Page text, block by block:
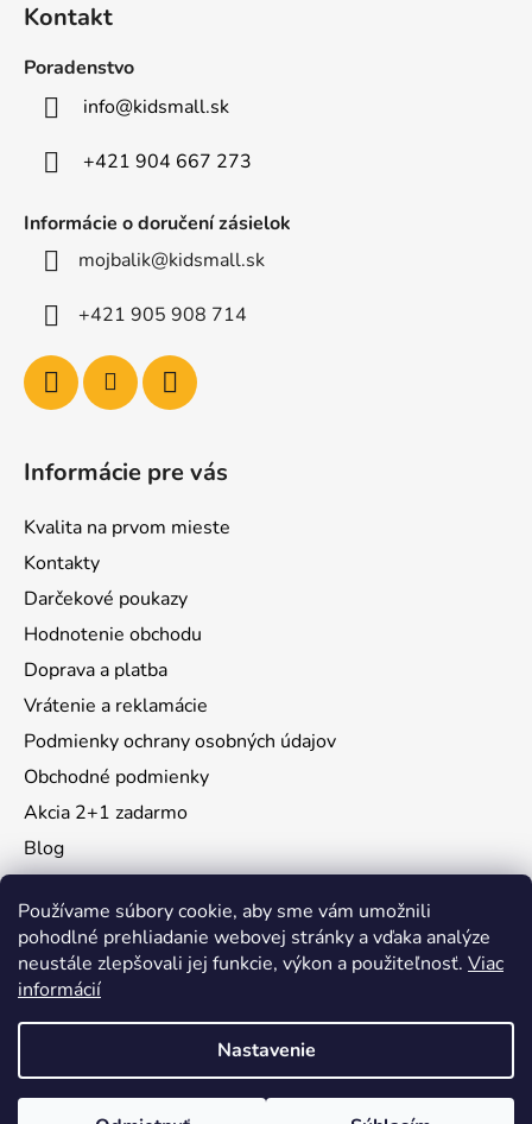
Používame súbory cookie, aby sme vám umožnili
pohodlné prehliadanie webovej stránky a vďaka analýze
neustále zlepšovali jej funkcie, výkon a použiteľnosť. Viac
informácií
Nastavenie
Kontakt
Poradenstvo
info@kidsmall.sk
+421 904 667 273
Informácie o doručení zásielok
mojbalik@kidsmall.sk
+421 905 908 714
Informácie pre vás
Kvalita na prvom mieste
Kontakty
Darčekové poukazy
Hodnotenie obchodu
Doprava a platba
Vrátenie a reklamácie
Podmienky ochrany osobných údajov
Obchodné podmienky
Akcia 2+1 zadarmo
Blog
Instagram
Vytvoril Shoptet